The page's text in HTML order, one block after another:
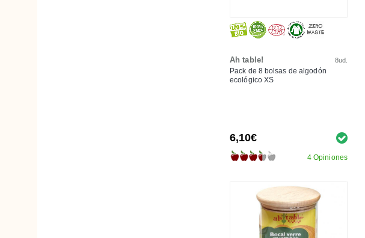
Ah table! 8ud.
Pack de 8 bolsas de algodón
ecológico XS
6,10€
4 Opiniones